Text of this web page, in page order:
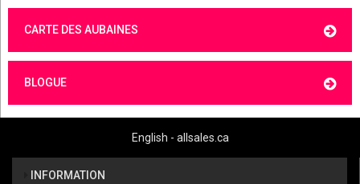
CARTE DES AUBAINES
BLOGUE
English - allsales.ca
INFORMATION